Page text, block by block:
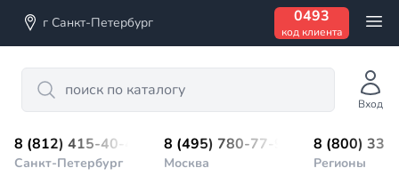
г Санкт-Петербург 0493
код клиента
Search
Вход
8 (812) 415-40-45
Санкт-Петербург
8 (495) 780-77-98
Москва
8 (800)
Регионы